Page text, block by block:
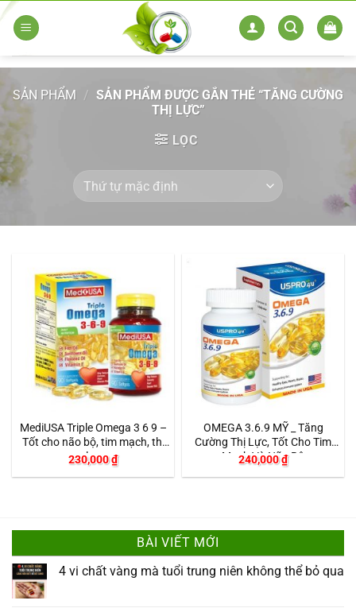
Skip
SẢN PHẨM / SẢN PHẨM ĐƯỢC GẮN THẺ “TĂNG CƯỜNG
THỊ LỰC”
LỌC
MediUSA Triple Omega 3 6 9 –
Tốt cho não bộ, tim mạch, thị
lực
230,000₫
OMEGA 3.6.9 MỸ _ Tăng
Cường Thị Lực, Tốt Cho Tim
Mạch Và Não Bộ
240,000₫
BÀI VIẾT MỚI
4 vi chất vàng mà tuổi trung niên không thể bỏ qua